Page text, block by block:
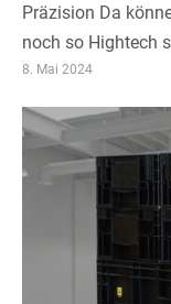
Präzision Da
noch so Hightech
8. Mai 2024